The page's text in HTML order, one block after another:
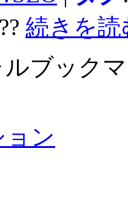
続きを読
ルブック
ン